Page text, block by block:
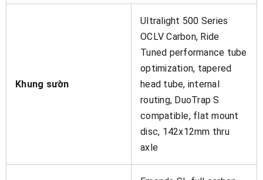
Khung sườn
Ultralight 500 Series
OCLV Carbon, Ride
Tuned performance tube
optimization, tapered
head tube, internal
routing, DuoTrap S
compatible, flat mount
disc, 142x12mm thru
axle